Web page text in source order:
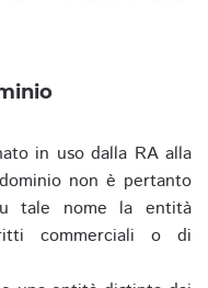
in uso dalla RA alla
non è pertanto
tale nome la entità
commerciali o di